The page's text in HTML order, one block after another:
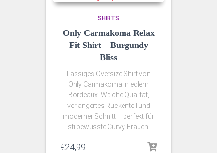
SHIRTS
Only Carmakoma Relax
Fit Shirt – Burgundy
Bliss
Lässiges Oversize Shirt von
Only Carmakoma in edlem
Bordeaux. Weiche Qualität,
verlängertes Rückenteil und
moderner Schnitt – perfekt für
stilbewusste Curvy‑Frauen.
€24,99